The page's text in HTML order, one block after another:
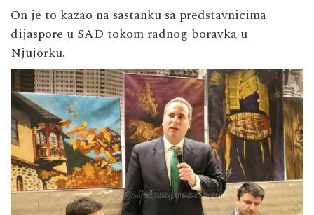
On je to kazao na sastanku sa predstavnicima
dijaspore u SAD tokom radnog boravka u
Njujorku.